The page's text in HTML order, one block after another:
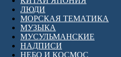
ЛЮДИ
МОРСКАЯ ТЕМАТИКА
МУЗЫКА
МУСУЛЬМАНСКИЕ
НАДПИСИ
НЕБО И КОСМОС